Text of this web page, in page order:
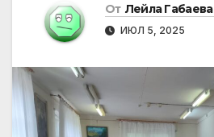
От Лейла Габаева
ИЮЛ 5, 2025